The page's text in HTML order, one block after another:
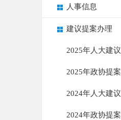
人事信息
建议提案办理
2025年人大建议
2025年政协提案
2024年人大建议
2024年政协提案